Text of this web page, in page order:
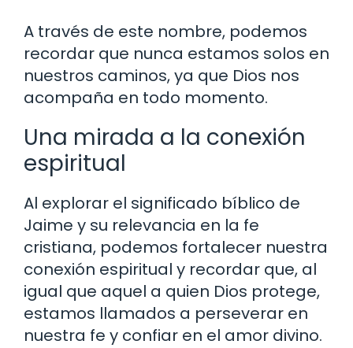
A través de este nombre, podemos
recordar que nunca estamos solos en
nuestros caminos, ya que Dios nos
acompaña en todo momento.
Una mirada a la conexión
espiritual
Al explorar el significado bíblico de
Jaime y su relevancia en la fe
cristiana, podemos fortalecer nuestra
conexión espiritual y recordar que, al
igual que aquel a quien Dios protege,
estamos llamados a perseverar en
nuestra fe y confiar en el amor divino.